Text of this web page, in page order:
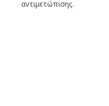
αντιμετώπισης.